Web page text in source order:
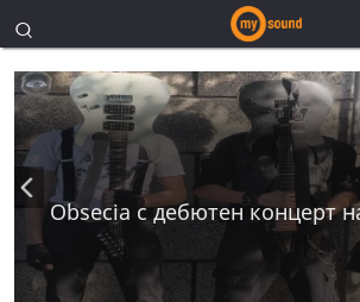
Obsecia с дебютен концерт